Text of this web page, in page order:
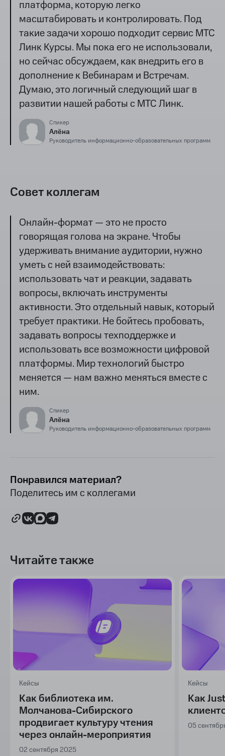
платформа, которую легко
масштабировать и контролировать. Под
такие задачи хорошо подходит сервис МТС
Линк Курсы. Мы пока его не использовали,
но сейчас обсуждаем, как внедрить его в
дополнение к Вебинарам и Встречам.
Думаю, это логичный следующий шаг в
развитии нашей работы с МТС Линк.
Спикер
Алёна
Руководитель информационно-образовательных программ
Совет коллегам
Онлайн-формат — это не просто
говорящая голова на экране. Чтобы
удерживать внимание аудитории, нужно
уметь с ней взаимодействовать:
использовать чат и реакции, задавать
вопросы, включать инструменты
активности. Это отдельный навык, который
требует практики. Не бойтесь пробовать,
задавать вопросы техподдержке и
использовать все возможности цифровой
платформы. Мир технологий быстро
меняется — нам важно меняться вместе с
ним.
Спикер
Алёна
Руководитель информационно-образовательных программ
Понравился материал?
Поделитесь им с коллегами
Читайте также
Кейсы
Как библиотека им.
Молчанова-Сибирского
продвигает культуру чтения
через онлайн-мероприятия
02 сентября 2025
Кейсы
Как
05